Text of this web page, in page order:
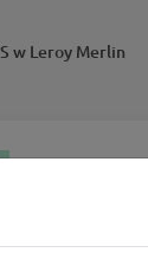
w Leroy Merlin
GRATIS w